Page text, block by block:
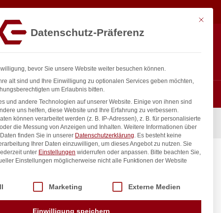
220-240V/2850W, 770x485x(H)305mm
inkl. / exkl. MwSt.
€ exkl. MwSt. In den Warenkorb
Mit
Datenschutz-Präferenz
bevor Sie unsere Website weiter besuchen können.
alt sind und Ihre Einwilligung zu optionalen Services geben möchten,
um Erlaubnis bitten.
und andere Technologien auf unserer Website. Einige von ihnen sind
uns helfen, diese Website und Ihre Erfahrung zu verbessern.
können verarbeitet werden (z. B. IP-Adressen), z. B. für personalisierte
die Messung von Anzeigen und Inhalten. Weitere Informationen über
finden Sie in unserer Datenschutzerklärung. Es besteht keine
Ihrer Daten einzuwilligen, um dieses Angebot zu nutzen. Sie
unter Einstellungen widerrufen oder anpassen. Bitte beachten Sie,
Einstellungen möglicherweise nicht alle Funktionen der Website
Service-Gruppen, für die eine Einwilligung erteilt werden kann.
Marketing Externe Medien
Einwilligung speichern